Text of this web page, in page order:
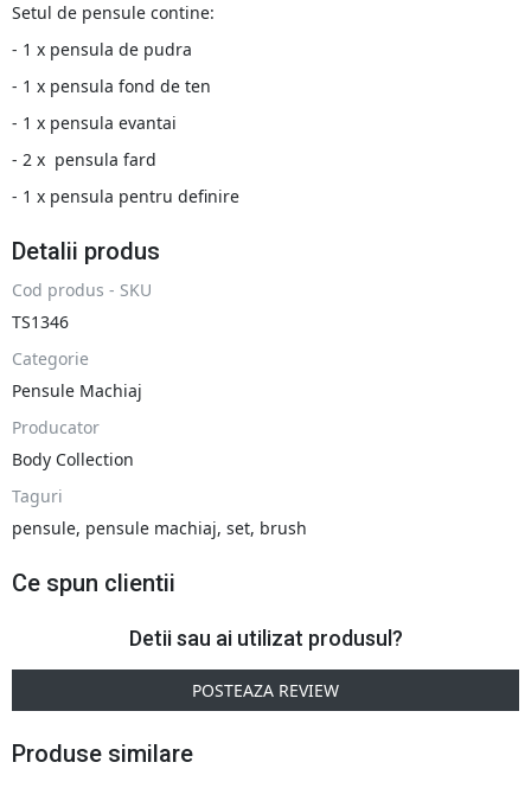
Setul de pensule contine:
- 1 x pensula de pudra
- 1 x pensula fond de ten
- 1 x pensula evantai
- 2 x pensula fard
- 1 x pensula pentru definire
Detalii produs
Cod produs - SKU
TS1346
Categorie
Pensule Machiaj
Producator
Body Collection
Taguri
pensule, pensule machiaj, set, brush
Ce spun clientii
Detii sau ai utilizat produsul?
POSTEAZA REVIEW
Produse similare